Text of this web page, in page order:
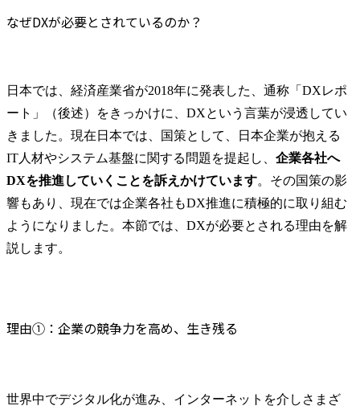
なぜDXが必要とされているのか？
日本では、経済産業省が2018年に発表した、通称「DXレポ
ート」（後述）をきっかけに、DXという言葉が浸透してい
きました。現在日本では、国策として、日本企業が抱える
IT人材やシステム基盤に関する問題を提起し、 企業各社へ
DXを推進していくことを訴えかけています。その国策の影
響もあり、現在では企業各社もDX推進に積極的に取り組む
ようになりました。本節では、DXが必要とされる理由を解
説します。
理由①：企業の競争力を高め、生き残る
世界中でデジタル化が進み、インターネットを介しさまざ